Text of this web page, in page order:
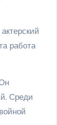
работа
Среди